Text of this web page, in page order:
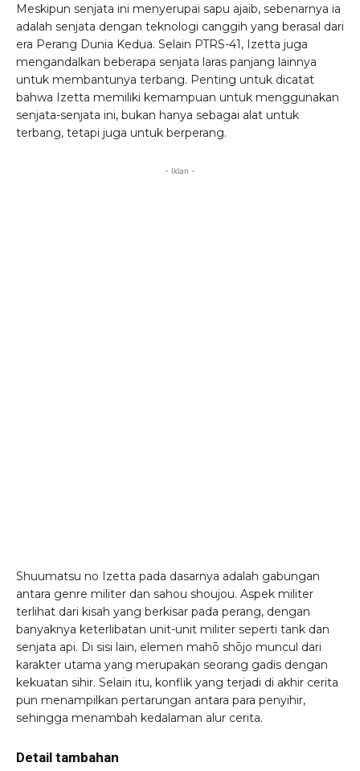
Meskipun senjata ini menyerupai sapu ajaib, sebenarnya ia
adalah senjata dengan teknologi canggih yang berasal dari
era Perang Dunia Kedua. Selain PTRS-41, Izetta juga
mengandalkan beberapa senjata laras panjang lainnya
untuk membantunya terbang. Penting untuk dicatat
bahwa Izetta memiliki kemampuan untuk menggunakan
senjata-senjata ini, bukan hanya sebagai alat untuk
terbang, tetapi juga untuk berperang.
- Iklan -
Shuumatsu no Izetta pada dasarnya adalah gabungan
antara genre militer dan sahou shoujou. Aspek militer
terlihat dari kisah yang berkisar pada perang, dengan
banyaknya keterlibatan unit-unit militer seperti tank dan
senjata api. Di sisi lain, elemen mahō shōjo muncul dari
karakter utama yang merupakan seorang gadis dengan
kekuatan sihir. Selain itu, konflik yang terjadi di akhir cerita
pun menampilkan pertarungan antara para penyihir,
sehingga menambah kedalaman alur cerita.
Detail tambahan